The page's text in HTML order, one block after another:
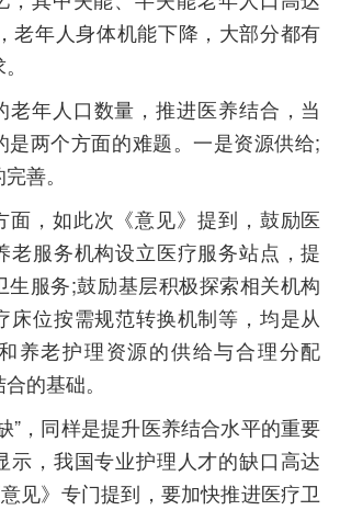
老年人身体机能下降，大部分都有
老年人口数量，推进医养结合，当
是两个方面的难题。一是资源供给;
善。
面，如此次《意见》提到，鼓励医
老服务机构设立医疗服务站点，提
生服务;鼓励基层积极探索相关机构
床位按需规范转换机制等，均是从
养老护理资源的供给与合理分配
的基础。
”，同样是提升医养结合水平的重要
示，我国专业护理人才的缺口高达
见》专门提到，要加快推进医疗卫